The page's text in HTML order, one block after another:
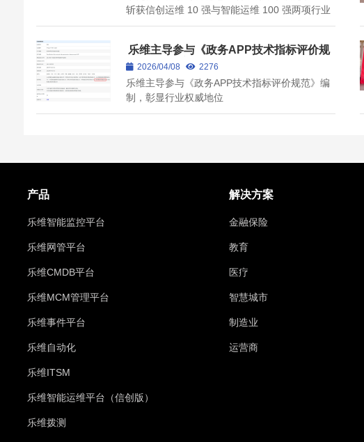
斩获信创运维 10 强与智能运维 100 强两项行业
大奖
乐维主导参与《政务APP技术指标评价规
范》编制，彰显行业权威地位
2026/04/08 2276
乐维主导参与《政务APP技术指标评价规范》编
制，彰显行业权威地位
产品
乐维智能监控平台
乐维网管平台
乐维CMDB平台
乐维MCM管理平台
乐维事件平台
乐维自动化
乐维ITSM
乐维智能运维平台（信创版）
乐维拨测
解决方案
金融保险
教育
医疗
智慧城市
制造业
运营商